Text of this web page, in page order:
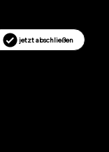
jetzt abschließen